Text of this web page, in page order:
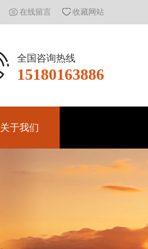
在线留言 收藏网站
全国咨询热线
15180163886
关于我们